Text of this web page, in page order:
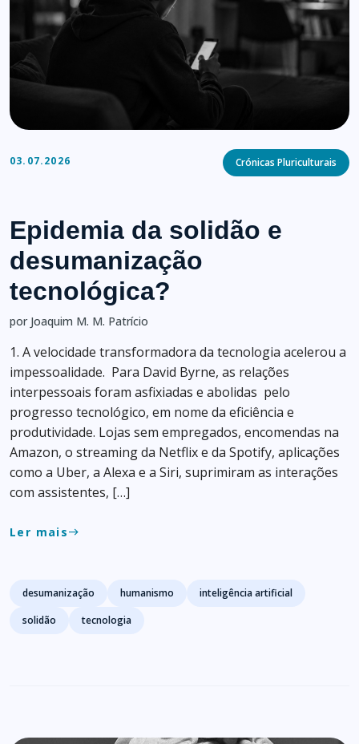
03.07.2026 Categories
Crónicas Pluriculturais
Epidemia da solidão e
desumanização
tecnológica?
por Joaquim M. M. Patrício
1. A velocidade transformadora da tecnologia acelerou a
impessoalidade. Para David Byrne, as relações
interpessoais foram asfixiadas e abolidas pelo
progresso tecnológico, em nome da eficiência e
produtividade. Lojas sem empregados, encomendas na
Amazon, o streaming da Netflix e da Spotify, aplicações
como a Uber, a Alexa e a Siri, suprimiram as interações
com assistentes, […]
Ler maiseast
Tags
desumanização humanismo
inteligência artificial
solidão
tecnologia